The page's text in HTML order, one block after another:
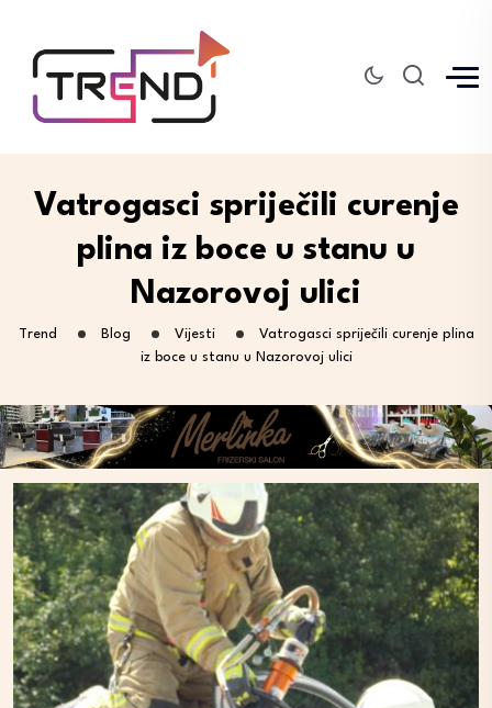
Vatrogasci spriječili curenje
plina iz boce u stanu u
Nazorovoj ulici
Trend Blog Vijesti
Vatrogasci spriječili curenje plina
iz boce u stanu u Nazorovoj ulici